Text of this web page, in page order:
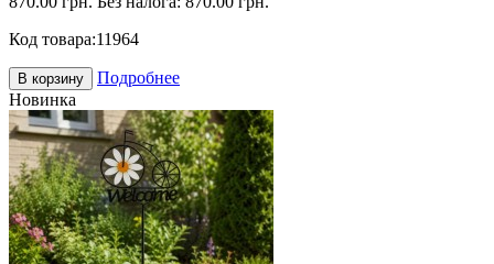
Код товара:11964
В корзину
Подробнее
Новинка